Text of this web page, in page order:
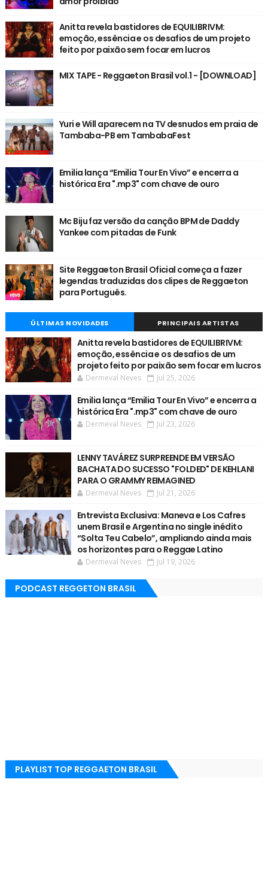
Anitta revela bastidores de EQUILIBRIVM:
emoção, essência e os desafios de um projeto
feito por paixão sem focar em lucros
MIX TAPE - Reggaeton Brasil vol.1 - [DOWNLOAD]
Yuri e Will aparecem na TV desnudos em praia de
Tambaba-PB em TambabaFest
Emilia lança “Emilia Tour En Vivo” e encerra a
histórica Era ".mp3" com chave de ouro
Mc Biju faz versão da canção BPM de Daddy
Yankee com pitadas de Funk
Site Reggaeton Brasil Oficial começa a fazer
legendas traduzidas dos clipes de Reggaeton
para Português.
ÚLTIMAS NOVIDADES PRINCIPAIS ARTISTAS
Anitta revela bastidores de EQUILIBRIVM:
emoção, essência e os desafios de um
projeto feito por paixão sem focar em lucros
Dermeval Neves Jul 25, 2026
Emilia lança “Emilia Tour En Vivo” e encerra a
histórica Era ".mp3" com chave de ouro
Dermeval Neves Jul 23, 2026
LENNY TAVÁREZ SURPREENDE EM VERSÃO
BACHATA DO SUCESSO "FOLDED" DE KEHLANI
PARA O GRAMMY REIMAGINED
Dermeval Neves Jul 21, 2026
Entrevista Exclusiva: Maneva e Los Cafres
unem Brasil e Argentina no single inédito
“Solta Teu Cabelo”, ampliando ainda mais
os horizontes para o Reggae Latino
Dermeval Neves Jul 19, 2026
PODCAST REGGETON BRASIL
PLAYLIST TOP REGGAETON BRASIL